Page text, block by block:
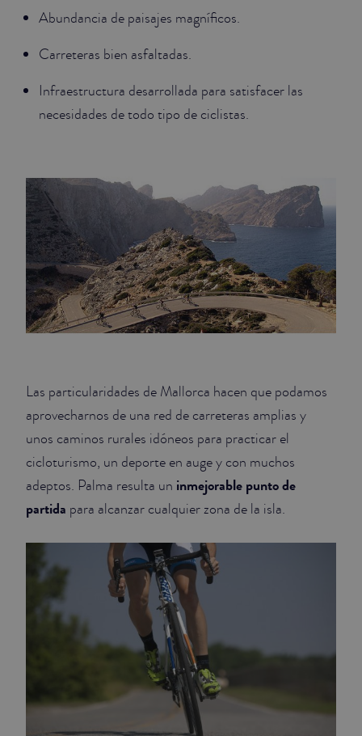
Abundancia de paisajes magníficos.
Carreteras bien asfaltadas.
Infraestructura desarrollada para satisfacer las
necesidades de todo tipo de ciclistas.
Las particularidades de Mallorca hacen que podamos
aprovecharnos de una red de carreteras amplias y
unos caminos rurales idóneos para practicar el
cicloturismo, un deporte en auge y con muchos
adeptos. Palma resulta un inmejorable punto de
partida para alcanzar cualquier zona de la isla.